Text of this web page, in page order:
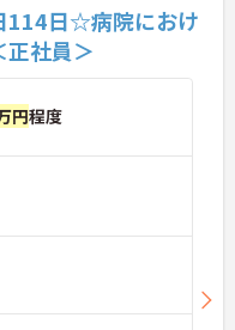
114日☆病院におけ
社員＞
円程度